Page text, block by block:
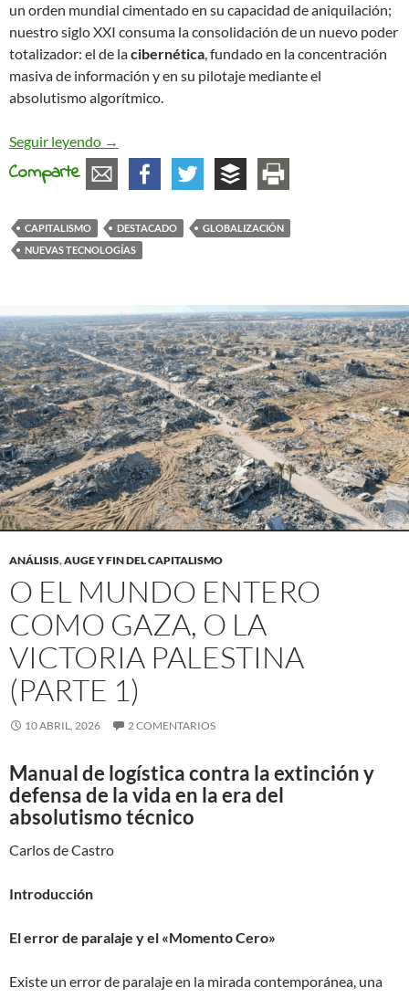
un orden mundial cimentado en su capacidad de aniquilación;
nuestro siglo XXI consuma la consolidación de un nuevo poder
totalizador: el de lacibernética, fundado en la concentración
masiva de información y en su pilotaje mediante el
absolutismo algorítmico.
Seguir leyendo O el Mundo Entero Como Gaza, o la Victoria
→
Comparte
CAPITALISMO DESTACADO
GLOBALIZACIÓN
NUEVAS TECNOLOGÍAS
ANÁLISIS,AUGE Y FIN DEL CAPITALISMO
O EL MUNDO ENTERO
COMO GAZA, O LA
VICTORIA PALESTINA
(PARTE 1)
10 ABRIL, 2026 2 COMENTARIOS
Manual de logística contra la extinción y
defensa de la vida en la era del
absolutismo técnico
Carlos de Castro
Introducción
El error de paralaje y el «Momento Cero»
Existe un error de paralaje en la mirada contemporánea, una